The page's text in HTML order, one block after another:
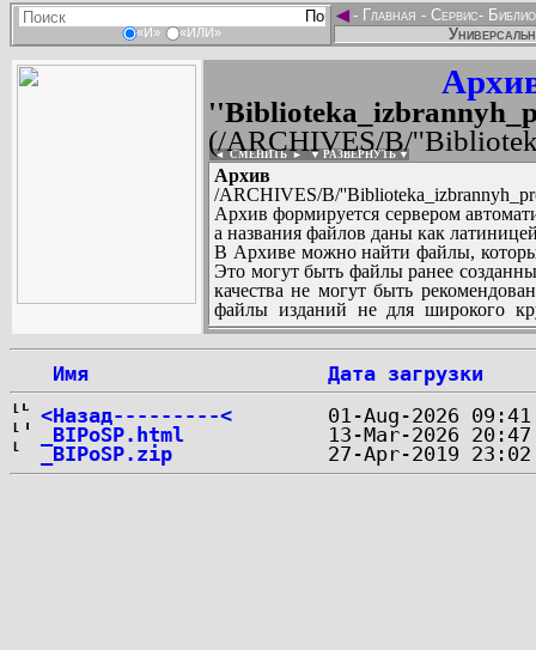
«И» «ИЛИ»
◄- Главная - Сервис-
(/ARCHIVES/B/
◄ СМЕНИТЬ ►|▼ РАЗВЕРНУТЬ ▼
Архив
/ARCHIVES/B/
Архив формируется сервером
а названия файлов даны как
В Архиве можно найти файлы,
Это могут быть файлы ранее
качества не могут быть
файлы изданий не для широкого
других стран и народов.
Имя
Дата загрузки
<Назад---------<
_BIPoSP.html
_BIPoSP.zip